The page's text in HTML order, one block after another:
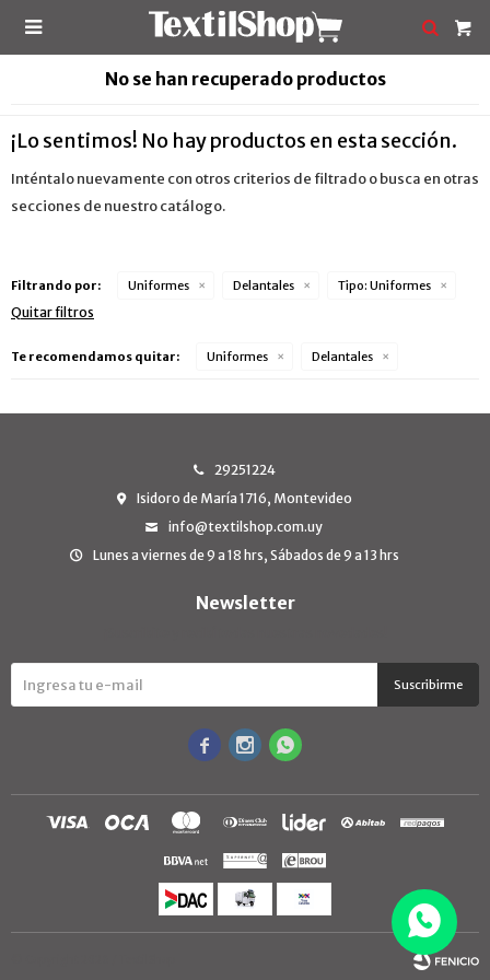

No se han recuperado productos
¡Lo sentimos! No hay productos en esta sección.
Inténtalo nuevamente con otros criterios de filtrado o busca en otras
secciones de nuestro catálogo.
Filtrando por: Uniformes Delantales Tipo: Uniformes
Quitar filtros
Te recomendamos quitar: Uniformes Delantales
29251224
Isidoro de María 1716, Montevideo
info@textilshop.com.uy
Lunes a viernes de 9 a 18 hrs, Sábados de 9 a 13 hrs
Newsletter
Suscribirme
  